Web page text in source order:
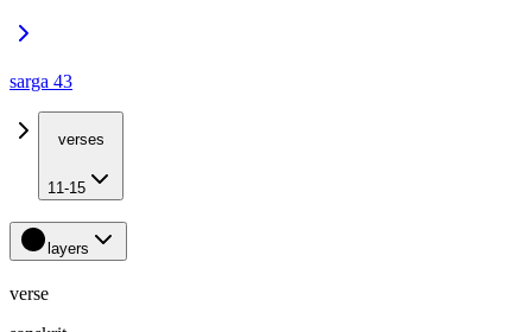
sarga 43
verses
11-15
layers
verse